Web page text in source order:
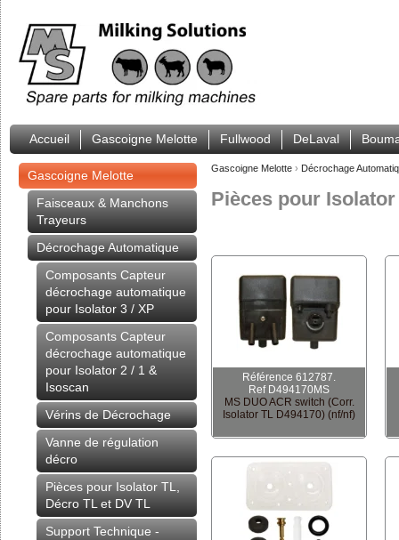
Accueil Gascoigne Melotte Fullwood DeLaval
Gascoigne Melotte
Faisceaux & Manchons
Trayeurs
Décrochage Automatique
Composants Capteur
décrochage automatique
pour Isolator 3 / XP
Composants Capteur
décrochage automatique
pour Isolator 2 / 1 &
Isoscan
Vérins de Décrochage
Vanne de régulation
décro
Pièces pour Isolator TL,
Décro TL et DV TL
Support Technique -
Gascoigne Melotte › Décrochage
Pièces pour
Référence 612787.
Ref D494170MS
MS DUO ACR switch (Corr.
Isolator TL D494170) (nf/nf)